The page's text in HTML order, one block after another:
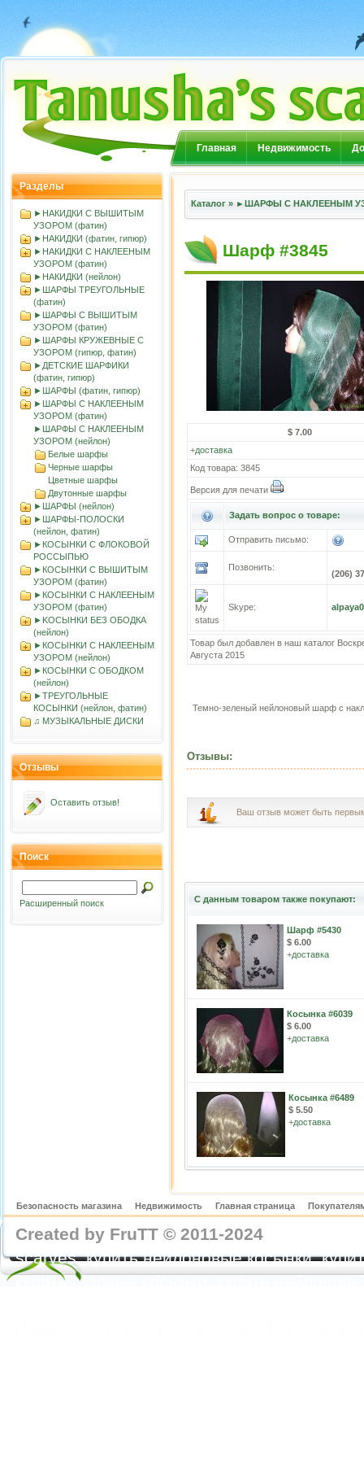
Главная Недвижимость
Разделы
►НАКИДКИ С ВЫШИТЫМ
УЗОРОМ (фатин)
►НАКИДКИ (фатин, гипюр)
►НАКИДКИ С НАКЛЕЕНЫМ
УЗОРОМ (фатин)
►НАКИДКИ (нейлон)
►ШАРФЫ ТРЕУГОЛЬНЫЕ
(фатин)
►ШАРФЫ С ВЫШИТЫМ
УЗОРОМ (фатин)
►ШАРФЫ КРУЖЕВНЫЕ С
УЗОРОМ (гипюр, фатин)
►ДЕТСКИЕ ШАРФИКИ
(фатин, гипюр)
►ШАРФЫ (фатин, гипюр)
►ШАРФЫ С НАКЛЕЕНЫМ
УЗОРОМ (фатин)
►ШАРФЫ С НАКЛЕЕНЫМ
УЗОРОМ (нейлон)
Белые шарфы
Черные шарфы
Цветные шарфы
Двутонные шарфы
►ШАРФЫ (нейлон)
►ШАРФЫ-ПОЛОСКИ
(нейлон, фатин)
►КОСЫНКИ С ФЛОКОВОЙ
РОССЫПЬЮ
►КОСЫНКИ С ВЫШИТЫМ
УЗОРОМ (фатин)
►КОСЫНКИ С НАКЛЕЕНЫМ
УЗОРОМ (фатин)
►KOСЫНКИ БЕЗ ОБОДКА
(нейлон)
►КОСЫНКИ С НАКЛЕЕНЫМ
УЗОРОМ (нейлон)
►КОСЫНКИ С ОБОДКОМ
(нейлон)
►ТРЕУГОЛЬНЫЕ
КОСЫНКИ (нейлон, фатин)
♫ МУЗЫКАЛЬНЫЕ ДИСКИ
Отзывы
Оставить отзыв!
Поиск
Расширенный поиск
Каталог » ►ШАРФЫ С НАКЛЕЕНЫМ
Шарф #3845
$ 7.00
+доставка
Код товара: 3845
Версия для печати
Задать вопрос о товаре:
Отправить письмо:
Позвонить:
(206)
Skype:
Товар был добавлен в наш каталог
Августа 2015
Темно-зеленый нейлоновый шарф с
Отзывы:
Ваш отзыв может быть
С данным товаром также покупают:
Шарф #5430
$ 6.00
+доставка
Косынка #6039
$ 6.00
+доставка
Косынка #6489
$ 5.50
+доставка
Безопасность магазина Недвижимость Главная страница
Created by FruTT © 2011-2024
scarves, купить нейлоновые косынки,
купить газовые косынки, купить